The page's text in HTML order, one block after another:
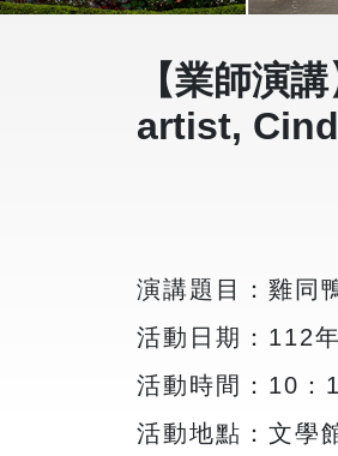
【業師演
artist,
演講題目：雞同
活動日期：112
活動時間：10：
活動地點：文學